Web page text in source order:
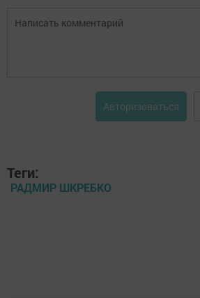
Авторизоваться
Теги:
РАДМИР ШКРЕБКО